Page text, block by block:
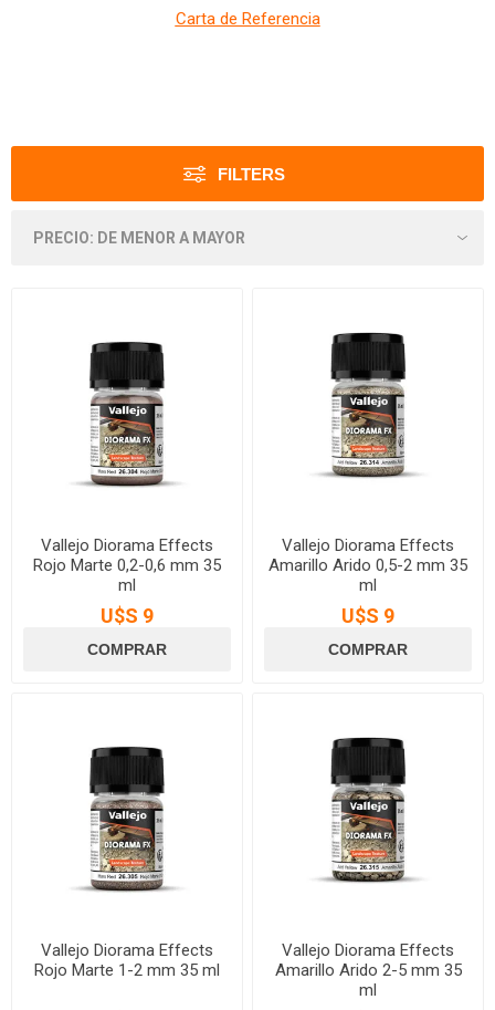
Carta de Referencia
FILTERS
Vallejo Diorama Effects
Rojo Marte 0,2-0,6 mm 35
ml
U$S 9
Vallejo Diorama Effects
Amarillo Arido 0,5-2 mm 35
ml
U$S 9
Vallejo Diorama Effects
Rojo Marte 1-2 mm 35 ml
Vallejo Diorama Effects
Amarillo Arido 2-5 mm 35
ml